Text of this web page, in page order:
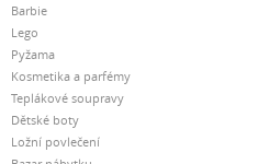
Barbie
Lego
Pyžama
Kosmetika a parfémy
Teplákové soupravy
Dětské boty
Ložní povlečení